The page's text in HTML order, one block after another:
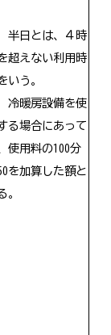
半日とは、４時
超えない利用時
いう。
冷暖房設備を使
る場合にあって
使用料の100分
を加算した額と
。